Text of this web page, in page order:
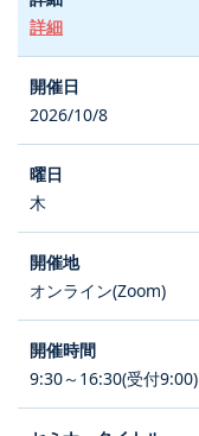
詳細
2026/10/8
木
オンライン(Zoom)
9:30～16:30(受付9:00)